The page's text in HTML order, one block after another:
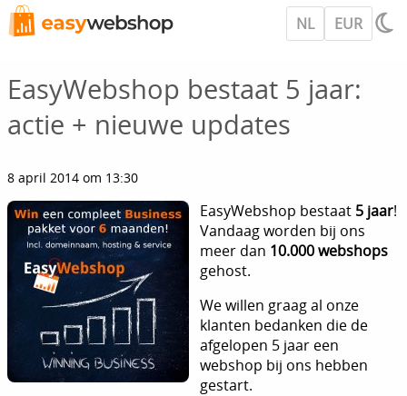
NL EUR
EasyWebshop bestaat 5 jaar:
actie + nieuwe updates
8 april 2014 om 13:30
EasyWebshop bestaat 5 jaar!
Vandaag worden bij ons
meer dan 10.000 webshops
gehost.
We willen graag al onze
klanten bedanken die de
afgelopen 5 jaar een
webshop bij ons hebben
gestart.